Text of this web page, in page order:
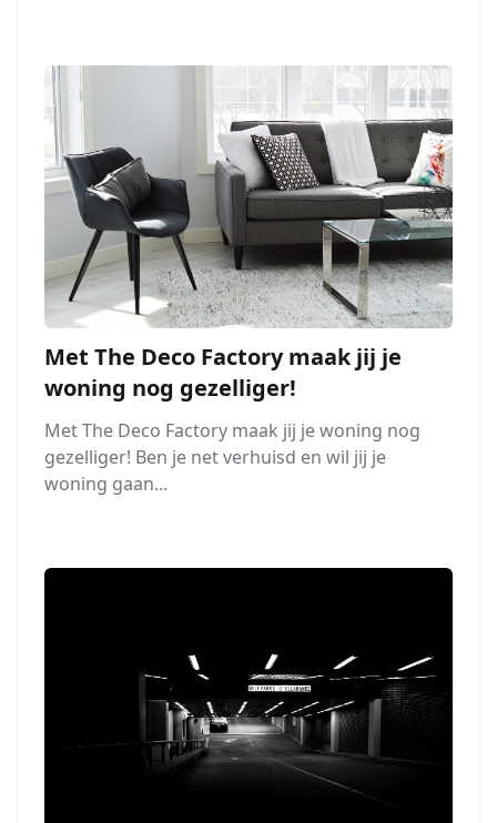
Met The Deco Factory maak jij je
woning nog gezelliger!
Met The Deco Factory maak jij je woning nog
gezelliger! Ben je net verhuisd en wil jij je
woning gaan...